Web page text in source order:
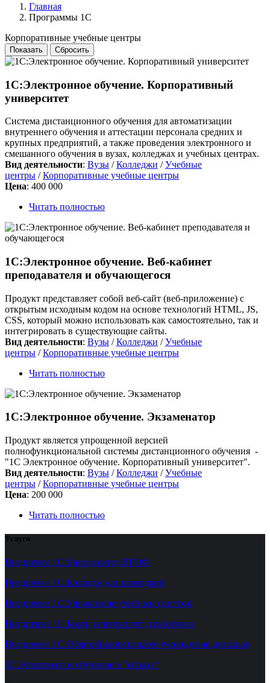
Главная
Программы 1С
Корпоративные учебные центры
1С:Электронное обучение. Корпоративный
университет
Система дистанционного обучения для автоматизации
внутреннего обучения и аттестации персонала средних и
крупных предприятий, а также проведения электронного и
смешанного обучения в вузах, колледжах и учебных центрах.
Вид деятельности: Вузы /Колледжи /Учебные
центры /Корпоративные учебные центры
Цена: 400 000
Читать полностью
1С:Электронное обучение. Веб-кабинет
преподавателя и обучающегося
Продукт представляет собой веб-сайт (веб-приложение) с
открытым исходным кодом на основе технологий HTML, JS,
CSS, который можно использовать как самостоятельно, так и
интегрировать в существующие сайты.
Вид деятельности: Вузы /Колледжи /Учебные
центры /Корпоративные учебные центры
Читать полностью
1C:Электронное обучение. Экзаменатор
Продукт является упрощенной версией
полнофункциональной системы дистанционного обучения -
"1С Электронное обучение. Корпоративный университет".
Вид деятельности: Вузы /Колледжи /Учебные
центры /Корпоративные учебные центры
Цена: 200 000
Читать полностью
Услуги
Внедрение 1С:Университет ПРОФ
Внедрение 1С:Колледж для колледжей
Внедрение 1С:Управление учебным центром
Внедрение 1С:Корп. университет для бизнеса
Внедрение 1С:Общеобразовательное учреждение для школ
1С:Электронное обучение в "облаке"